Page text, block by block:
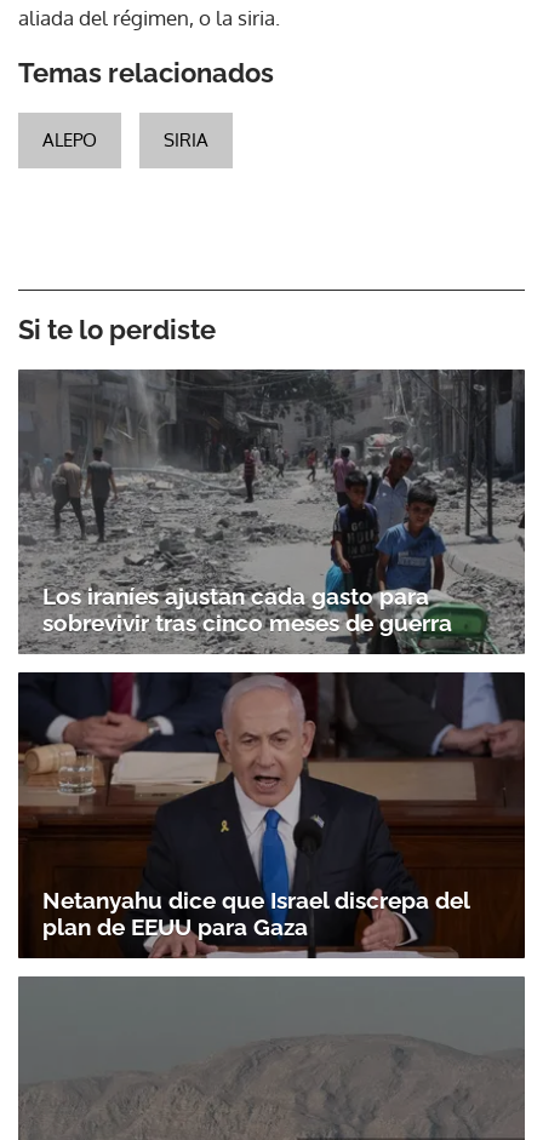
aliada del régimen, o la siria.
Temas relacionados
ALEPO SIRIA
Si te lo perdiste
Los iraníes ajustan cada gasto para
sobrevivir tras cinco meses de guerra
Netanyahu dice que Israel discrepa del
plan de EEUU para Gaza